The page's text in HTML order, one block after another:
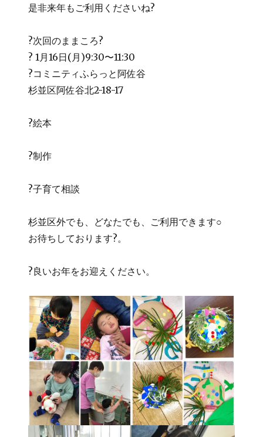
是非来年もご利用くださいね?
?次回のままころ?
? 1月16日(月)9:30〜11:30
?コミニティふらっと阿佐谷
杉並区阿佐谷北2-18-17
?絵本
?制作
?子育て相談
杉並区外でも、どなたでも、ご利用できます○
お待ちしております?。
?良いお年をお迎えください。